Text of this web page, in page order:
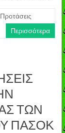
Προτάσεις
Περισσότερα
ΤΩΝ
ΠΑΣΟΚ